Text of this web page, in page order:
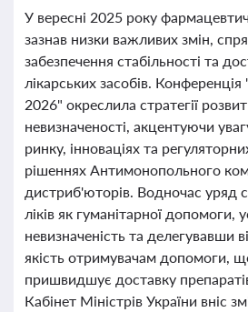
У вересні 2025 року
зазнав низки важливих змін,
забезпечення стабільності та
лікарських засобів.
2026" окреслила стратегії
невизначеності, акцентуючи
ринку, інноваціях та
рішеннях Антимонопольного
дистриб'юторів. Водночас уряд
ліків як гуманітарної допомоги,
невизначеність та делегувавши
якість отримувачам допомоги,
пришвидшує доставку
Кабінет Міністрів України вніс